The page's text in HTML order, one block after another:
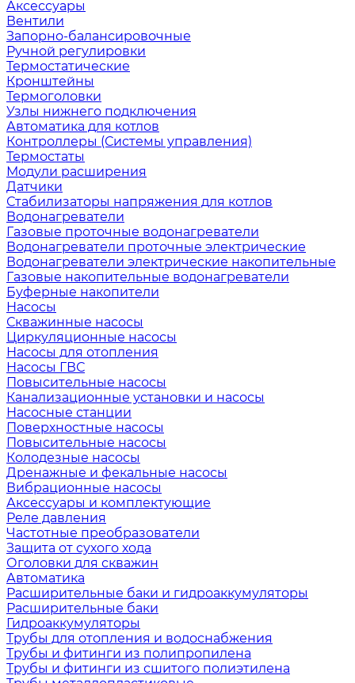
Аксессуары
Вентили
Запорно-балансировочные
Ручной регулировки
Термостатические
Кронштейны
Термоголовки
Узлы нижнего подключения
Автоматика для котлов
Контроллеры (Системы управления)
Термостаты
Модули расширения
Датчики
Стабилизаторы напряжения для котлов
Водонагреватели
Газовые проточные водонагреватели
Водонагреватели проточные электрические
Водонагреватели электрические накопительные
Газовые накопительные водонагреватели
Буферные накопители
Насосы
Скважинные насосы
Циркуляционные насосы
Насосы для отопления
Насосы ГВС
Повысительные насосы
Канализационные установки и насосы
Насосные станции
Поверхностные насосы
Повысительные насосы
Колодезные насосы
Дренажные и фекальные насосы
Вибрационные насосы
Аксессуары и комплектующие
Реле давления
Частотные преобразователи
Защита от сухого хода
Оголовки для скважин
Автоматика
Расширительные баки и гидроаккумуляторы
Расширительные баки
Гидроаккумуляторы
Трубы для отопления и водоснабжения
Трубы и фитинги из полипропилена
Трубы и фитинги из сшитого полиэтилена